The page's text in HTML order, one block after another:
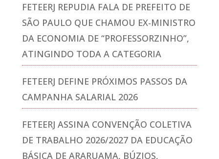
FETEERJ REPUDIA FALA DE PREFEITO DE
SÃO PAULO QUE CHAMOU EX-MINISTRO
DA ECONOMIA DE “PROFESSORZINHO”,
ATINGINDO TODA A CATEGORIA
FETEERJ DEFINE PRÓXIMOS PASSOS DA
CAMPANHA SALARIAL 2026
FETEERJ ASSINA CONVENÇÃO COLETIVA
DE TRABALHO 2026/2027 DA EDUCAÇÃO
BÁSICA DE ARARUAMA, BÚZIOS,